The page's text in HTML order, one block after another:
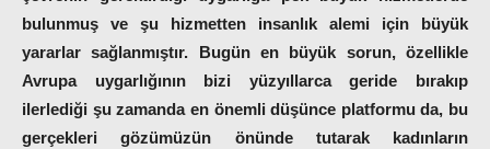
bulunmuş ve şu hizmetten insanlık alemi için büyük
yararlar sağlanmıştır. Bugün en büyük sorun, özellikle
Avrupa uygarlığının bizi yüzyıllarca geride bırakıp
ilerlediği şu zamanda en önemli düşünce platformu da, bu
gerçekleri gözümüzün önünde tutarak kadınların